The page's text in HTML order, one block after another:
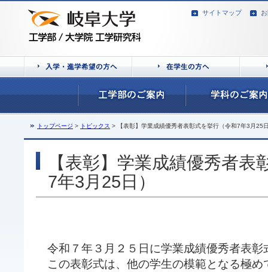
サイトマップ
トップページ > トピックス > 【表彰】学業成績優秀者表彰式を挙行（令和7年3月25
【表彰】学業成績優秀者表
7年3月25日）
令和７年３月２５日に学業成績優秀者表彰
この表彰式は、他の学生の模範となる極め